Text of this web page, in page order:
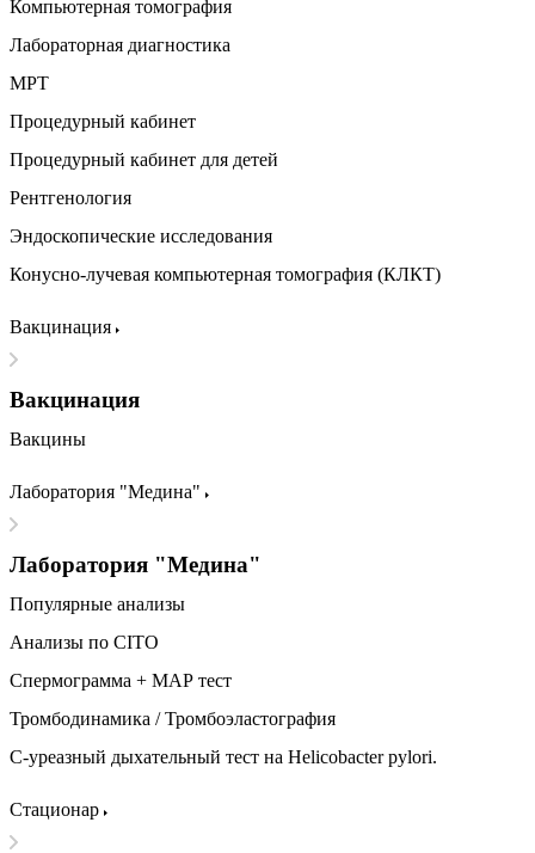
Компьютерная томография
Лабораторная диагностика
МРТ
Процедурный кабинет
Процедурный кабинет для детей
Рентгенология
Эндоскопические исследования
Конусно-лучевая компьютерная томография (КЛКТ)
Вакцинация
Вакцинация
Вакцины
Лаборатория "Медина"
Лаборатория "Медина"
Популярные анализы
Анализы по CITO
Спермограмма + МАР тест
Тромбодинамика / Тромбоэластография
С-уреазный дыхательный тест на Helicobacter pylori.
Стационар